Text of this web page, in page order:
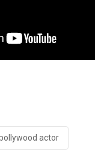
actor